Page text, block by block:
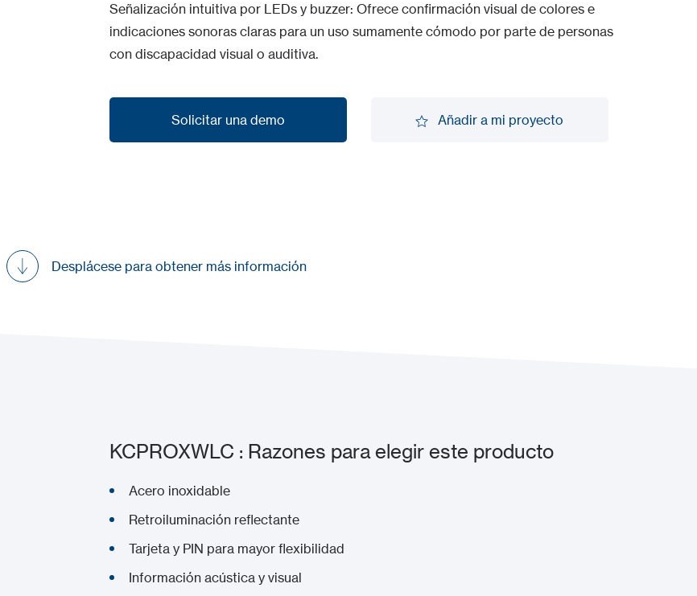
Señalización intuitiva por LEDs y buzzer: Ofrece confirmación visual de colores e
indicaciones sonoras claras para un uso sumamente cómodo por parte de personas
con discapacidad visual o auditiva.
Solicitar una demo Añadir a mi proyecto
Desplácese para obtener más información
KCPROXWLC : Razones para elegir este producto
Acero inoxidable
Retroiluminación reflectante
Tarjeta y PIN para mayor flexibilidad
Información acústica y visual